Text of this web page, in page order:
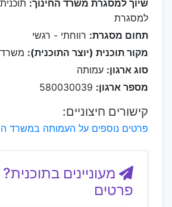
שיוך למסגרת משרד החינוך:
למסגרת
תחום מסגרת: רווחתי - רגשי
מקור תוכנית (יוצר התוכנית): משרד
סוג ארגון: עמותה
מספר ארגון:
קישורים חיצוניים:
פרטים נוספים על העמותה במשרד
מעוניינים
פרטים